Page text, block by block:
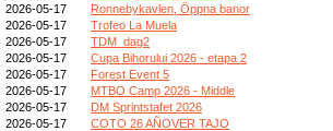
2026-05-17
Ronnebykavlen, Öppna banor
2026-05-17
Trofeo La Muela
2026-05-17
TDM_dag2
2026-05-17
Cupa Bihorului 2026 - etapa 2
2026-05-17
Forest Event 5
2026-05-17
MTBO Camp 2026 - Middle
2026-05-17
DM Sprintstafet 2026
2026-05-17
COTO 26 AÑOVER TAJO